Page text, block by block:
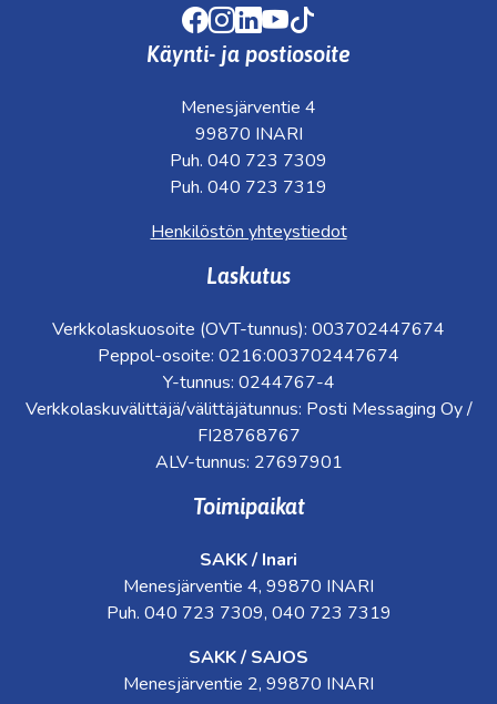
Facebook
Instagram
LinkedIn
Youtube
Käynti- ja postiosoite
Menesjärventie 4
99870 INARI
Puh. 040 723 7309
Puh. 040 723 7319
Henkilöstön yhteystiedot
Laskutus
Verkkolaskuosoite (OVT-tunnus): 003702447674
Peppol-osoite: 0216:003702447674
Y-tunnus: 0244767-4
Verkkolaskuvälittäjä/välittäjätunnus: Posti Messaging Oy /
FI28768767
ALV-tunnus: 27697901
Toimipaikat
SAKK / Inari
Menesjärventie 4, 99870 INARI
Puh. 040 723 7309, 040 723 7319
SAKK / SAJOS
Menesjärventie 2, 99870 INARI